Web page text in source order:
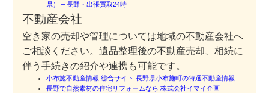
県） – 長野・出張買取24時
不動産会社
空き家の売却や管理については地域の不動産会社へ
ご相談ください。遺品整理後の不動産売却、相続に
伴う手続きの紹介や連携も可能です。
小布施不動産情報 総合サイト 長野県小布施町の特選不動産情報
長野で自然素材の住宅リフォームなら 株式会社イマイ企画